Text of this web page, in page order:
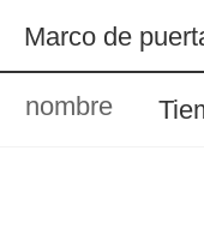
Marco de
nombre